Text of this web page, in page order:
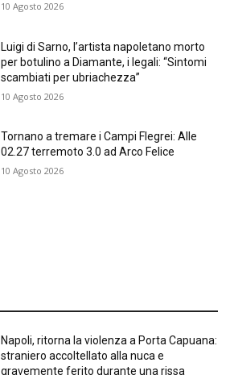
10 Agosto 2026
Luigi di Sarno, l’artista napoletano morto
per botulino a Diamante, i legali: “Sintomi
scambiati per ubriachezza”
10 Agosto 2026
Tornano a tremare i Campi Flegrei: Alle
02.27 terremoto 3.0 ad Arco Felice
10 Agosto 2026
Napoli, ritorna la violenza a Porta Capuana:
straniero accoltellato alla nuca e
gravemente ferito durante una rissa